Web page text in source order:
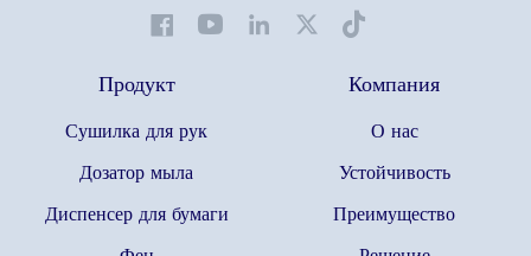
Продукт
Сушилка для рук
Дозатор мыла
Диспенсер для бумаги
Компания
О нас
Устойчивость
Преимущество